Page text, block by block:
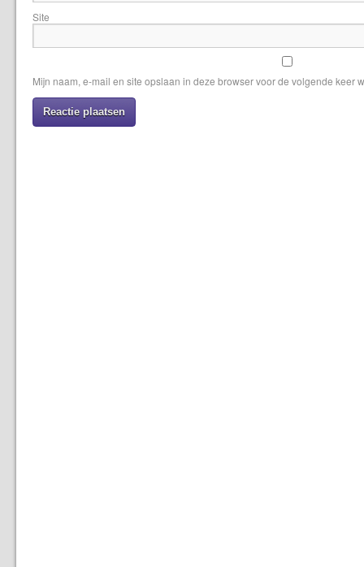
Site
Mijn naam, e-mail en site opslaan in deze browser voor de volgende keer